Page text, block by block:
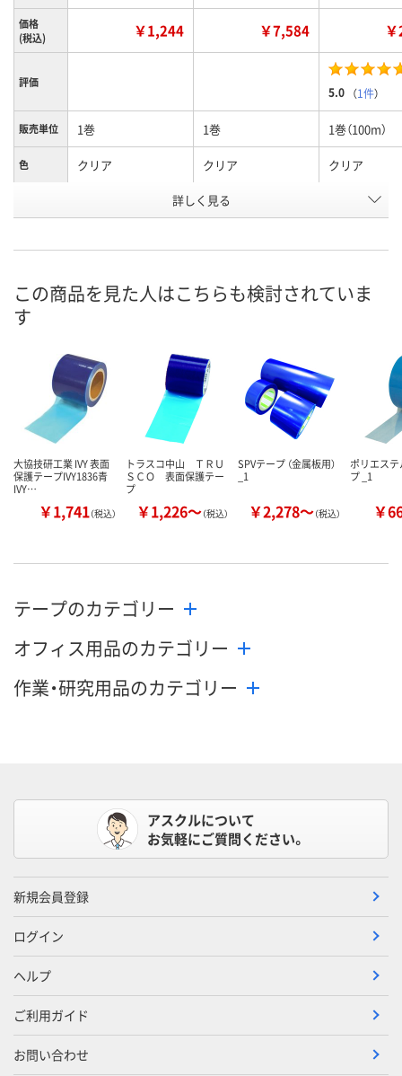
価格
(税込)
￥1,244 ￥7,584
評価
5.0 （1件）
販売単位 1巻 1巻 1巻（100m）
色 クリア クリア クリア
J130834 J130316
詳しく見る
この商品を見た人はこちらも検討されていま
す
大協技研工業 IVY 表面
保護テープIVY1836青
IVY…
￥1,741（税込）
トラスコ中山 ＴＲＵ
ＳＣＯ 表面保護テー
プ
￥1,226～（税込）
SPVテープ （金属板用）
_1
￥2,278～（税込）
ポリエス
プ _1
￥
テープのカテゴリー
オフィス用品のカテゴリー
作業・研究用品のカテゴリー
アスクルについて
お気軽にご質問ください。
新規会員登録
ログイン
ヘルプ
ご利用ガイド
お問い合わせ